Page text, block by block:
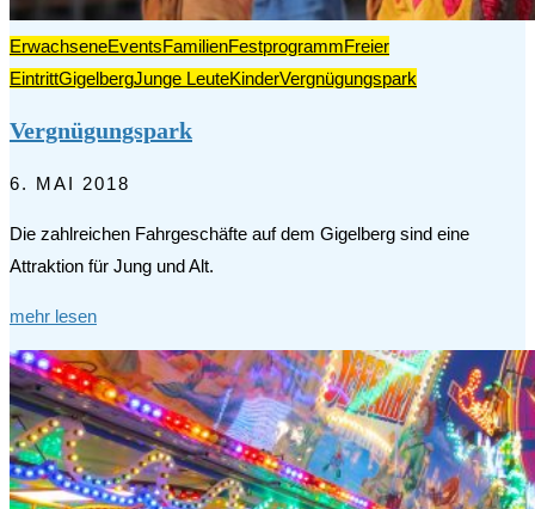
ErwachseneEventsFamilienFestprogrammFreier
EintrittGigelbergJunge LeuteKinderVergnügungspark
Vergnügungspark
6. MAI 2018
Die zahlreichen Fahrgeschäfte auf dem Gigelberg sind eine
Attraktion für Jung und Alt.
mehr lesen